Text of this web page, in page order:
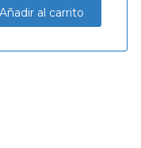
Añadir al carrito